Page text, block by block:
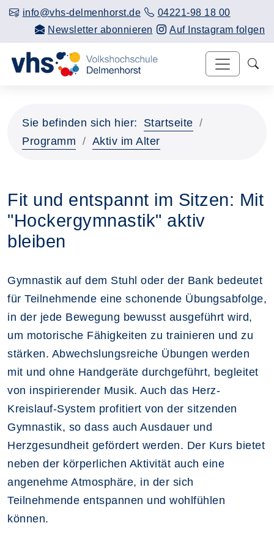
info@vhs-delmenhorst.de
04221-98 18 00
Newsletter abonnieren
Auf Instagram folgen
Sie befinden sich hier:
Startseite
Programm
Aktiv im Alter
Fit und entspannt im Sitzen: Mit
"Hockergymnastik" aktiv
bleiben
Gymnastik auf dem Stuhl oder der Bank bedeutet
für Teilnehmende eine schonende Übungsabfolge,
in der jede Bewegung bewusst ausgeführt wird,
um motorische Fähigkeiten zu trainieren und zu
stärken. Abwechslungsreiche Übungen werden
mit und ohne Handgeräte durchgeführt, begleitet
von inspirierender Musik. Auch das Herz-
Kreislauf-System profitiert von der sitzenden
Gymnastik, so dass auch Ausdauer und
Herzgesundheit gefördert werden. Der Kurs bietet
neben der körperlichen Aktivität auch eine
angenehme Atmosphäre, in der sich
Teilnehmende entspannen und wohlfühlen
können.